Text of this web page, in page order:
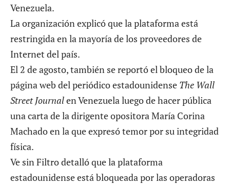
Venezuela.
La organización explicó que la plataforma está
restringida en la mayoría de los proveedores de
Internet del país.
El 2 de agosto, también se reportó elbloqueo de la
página web del periódico estadounidense The Wall
Street Journalen Venezuela luego de hacer pública
una carta de la dirigente opositora María Corina
Machado en la que expresó temor por su integridad
física.
Ve sin Filtro detalló que la plataforma
estadounidense está bloqueada por las operadoras